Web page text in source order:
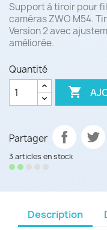
Support à tiroir pour
caméras ZWO M54.
Version 2 avec
améliorée.
Quantité

Partager
3 articles en stock
Description